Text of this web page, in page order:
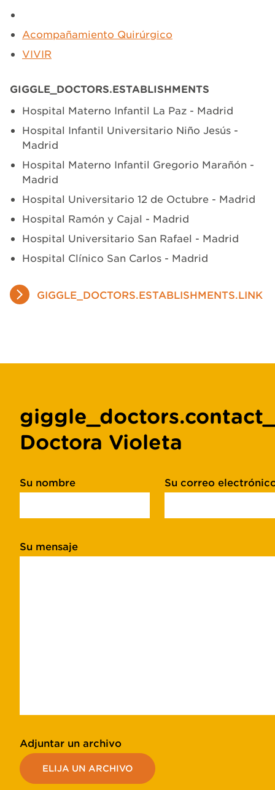
Acompañamiento Quirúrgico
VIVIR
GIGGLE_DOCTORS.ESTABLISHMENTS
Hospital Materno Infantil La Paz - Madrid
Hospital Infantil Universitario Niño Jesús -
Madrid
Hospital Materno Infantil Gregorio Marañón -
Madrid
Hospital Universitario 12 de Octubre - Madrid
Hospital Ramón y Cajal - Madrid
Hospital Universitario San Rafael - Madrid
Hospital Clínico San Carlos - Madrid
GIGGLE_DOCTORS.ESTABLISHMENTS.LINK
Doctora Violeta
Su nombre Su correo
Su mensaje
Adjuntar un archivo
ELIJA UN ARCHIVO